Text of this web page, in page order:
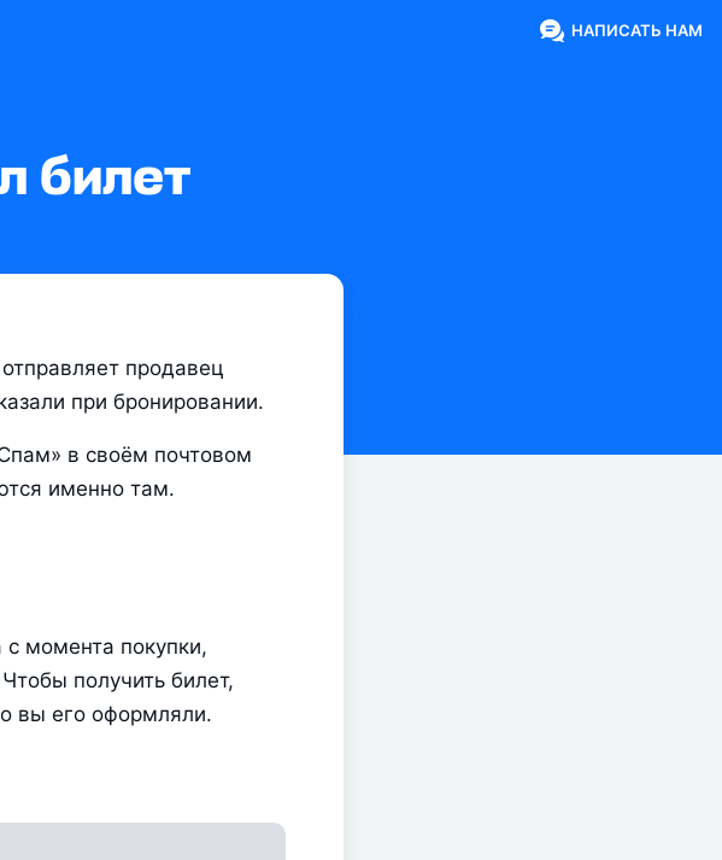
НАПИСАТЬ НАМ
билет
продавец
при бронировании.
в своём почтовом
именно там.
момента покупки,
получить билет,
вы его оформляли.